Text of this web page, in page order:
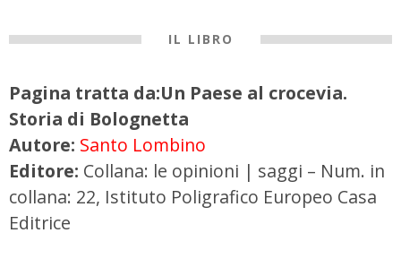
IL LIBRO
Pagina tratta da:Un Paese al crocevia.
Storia di Bolognetta
Autore: Santo Lombino
Editore: Collana: le opinioni | saggi – Num. in
collana: 22, Istituto Poligrafico Europeo Casa
Editrice